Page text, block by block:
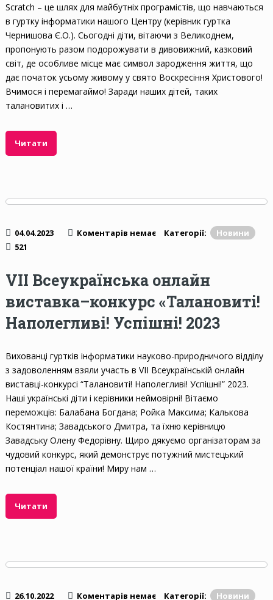
Scratch – це шлях для майбутніх програмістів, що навчаються
в гуртку інформатики нашого Центру (керівник гуртка
Чернишова Є.О.). Сьогодні діти, вітаючи з Великоднем,
пропонують разом подорожувати в дивовижний, казковий
світ, де особливе місце має символ зародження життя, що
дає початок усьому живому у свято Воскресіння Христового!
Вчимося і перемагаймо! Заради наших дітей, таких
талановитих і …
Читати
04.04.2023 Коментарів немає Категорії:
Новини
521
VII Всеукраїнська онлайн
виставка–конкурс «Талановиті!
Наполегливі! Успішні! 2023
Вихованці гуртків інформатики науково-природничого відділу
з задоволенням взяли участь в VII Всеукраїнській онлайн
виставці-конкурсі “Талановиті! Наполегливі! Успішні!” 2023.
Наші українські діти і керівники неймовірні! Вітаємо
переможців: Балабана Богдана; Ройка Максима; Калькова
Костянтина; Завадського Дмитра, та їхню керівницю
Завадську Олену Федорівну. Щиро дякуємо організаторам за
чудовий конкурс, який демонструє потужний мистецький
потенціал нашої країни! Миру нам …
Читати
26.10.2022 Коментарів немає Категорії: Новини